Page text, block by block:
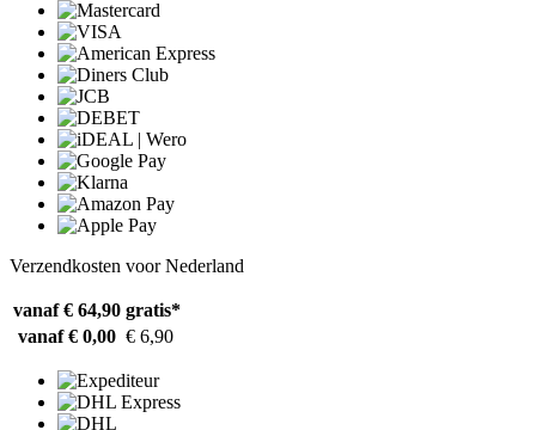
Verzendkosten voor Nederland
vanaf € 64,90 gratis*
vanaf € 0,00 € 6,90